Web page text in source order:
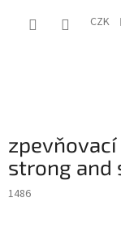
CZK
strong and
1486